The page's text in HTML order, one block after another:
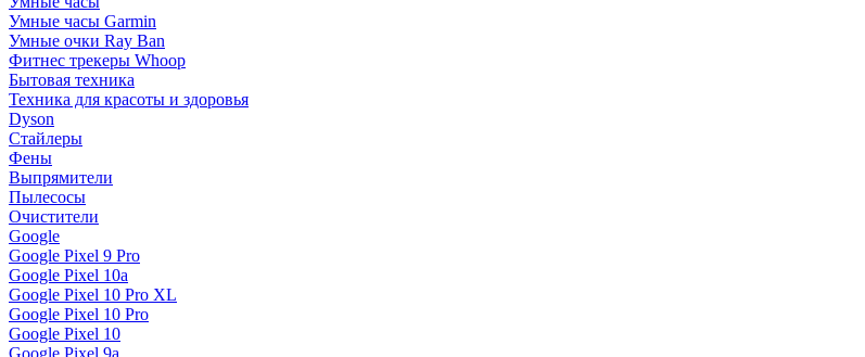
Умные часы Garmin
Умные очки Ray Ban
Фитнес трекеры Whoop
Бытовая техника
Техника для красоты и здоровья
Dyson
Стайлеры
Фены
Выпрямители
Пылесосы
Очистители
Google
Google Pixel 9 Pro
Google Pixel 10a
Google Pixel 10 Pro XL
Google Pixel 10 Pro
Google Pixel 10
Google Pixel 9a